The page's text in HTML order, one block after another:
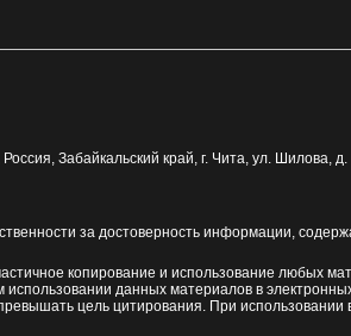
Россия, Забайкальский край, г. Чита ул. Шилова, д.
за достоверность информации,
копирование и использование любых
данных материалов в
цель цитирования. При